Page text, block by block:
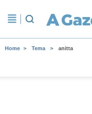
Home Tema anitta